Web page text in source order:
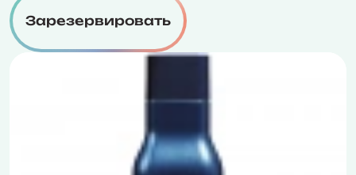
Зарезервировать